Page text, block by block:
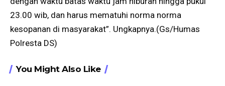
23.00 wib, dan harus mematuhi norma norma
kesopanan di masyarakat”. Ungkapnya.(Gs/Humas
Polresta DS)
You Might Also Like